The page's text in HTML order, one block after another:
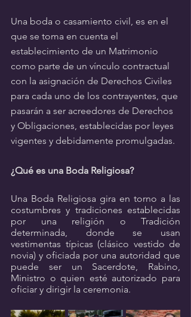
Una boda o casamiento civil, es en el
que se toma en cuenta el
establecimiento de un Matrimonio
como parte de un vínculo contractual
con la asignación de Derechos Civiles
para cada uno de los contrayentes, que
pasarán a ser acreedores de Derechos
y Obligaciones, establecidas por leyes
vigentes y debidamente promulgadas.
¿Qué es una Boda Religiosa?
Una Boda Religiosa gira en torno a las
costumbres y tradiciones establecidas
por una religión o Tradición
determinada, donde se usan
vestimentas típicas (clásico vestido de
novia) y oficiada por una autoridad que
puede ser un Sacerdote, Rabino,
Ministro o quien esté autorizado para
oficiar y dirigir la ceremonia.